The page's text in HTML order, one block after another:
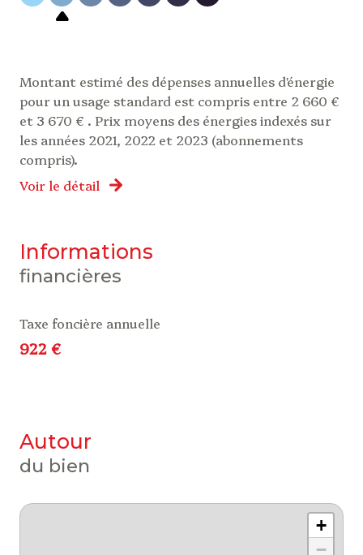
Montant estimé des dépenses annuelles d'énergie
pour un usage standard est compris entre 2 660 €
et 3 670 € . Prix moyens des énergies indexés sur
les années 2021, 2022 et 2023 (abonnements
compris).
Voir le détail
informations
financières
Taxe foncière annuelle
922 €
autour
du bien
+
−